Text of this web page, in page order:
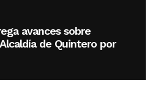
avances sobre
de Quintero por